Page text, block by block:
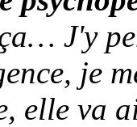
J'y
je
elle va